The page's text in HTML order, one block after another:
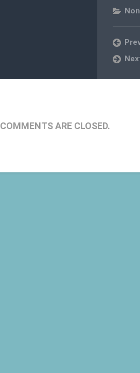
COMMENTS ARE CLOSED.